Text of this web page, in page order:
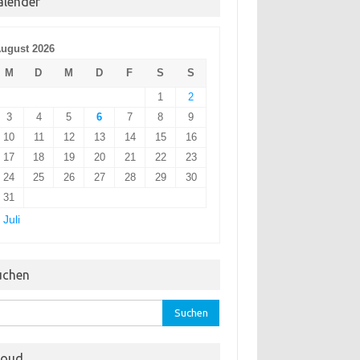
2026
M
D M D F S
S
1
2
3
4 5 6 7 8
9
10
11 12 13 14 15
16
17
18 19 20 21 22
23
24
25 26 27 28 29
30
31
Juli